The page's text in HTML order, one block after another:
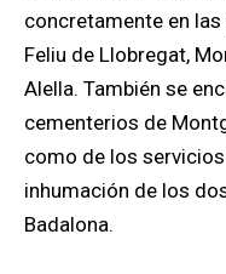
concretamente en
Feliu de Llobregat,
Alella. También se
cementerios de
como de los
inhumación de los
Badalona.